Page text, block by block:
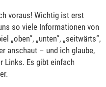
voraus! Wichtig ist erst
so viele Informationen von
„oben“, „unten“, „seitwärts“,
anschaut – und ich glaube,
Links. Es gibt einfach